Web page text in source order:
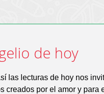
de hoy
las lecturas de hoy nos
creados por el amor y para